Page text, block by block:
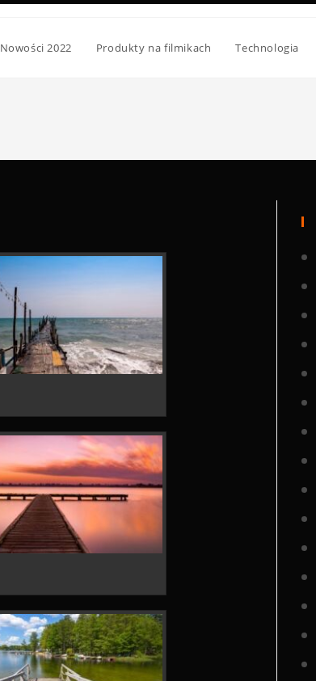
Nowości 2022 Produkty na filmikach Technologia